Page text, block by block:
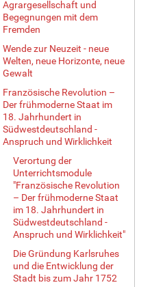
Agrargesellschaft und
Begegnungen mit dem
Fremden
Wende zur Neuzeit - neue
Welten, neue Horizonte, neue
Gewalt
Französische Revolution –
Der frühmoderne Staat im
18. Jahrhundert in
Südwestdeutschland -
Anspruch und Wirklichkeit
Verortung der
Unterrichtsmodule
"Französische Revolution
– Der frühmoderne Staat
im 18. Jahrhundert in
Südwestdeutschland -
Anspruch und Wirklichkeit"
Die Gründung Karlsruhes
und die Entwicklung der
Stadt bis zum Jahr 1752